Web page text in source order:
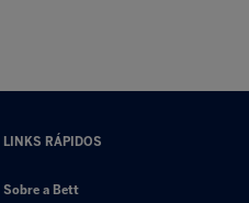
LINKS RÁPIDOS
Sobre a Bett